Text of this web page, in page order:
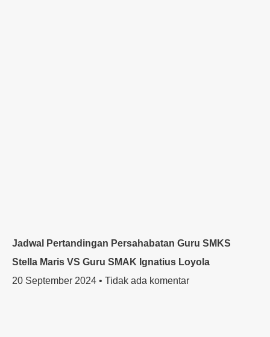
Jadwal Pertandingan Persahabatan Guru SMKS
Stella Maris VS Guru SMAK Ignatius Loyola
20 September 2024
Tidak ada komentar